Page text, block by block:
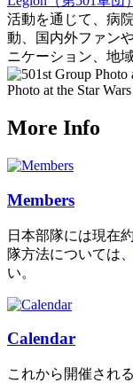
活動を通じて、病
動、国内外ファン
ニケーション、地
Photo at the Star
More Info
Members
日本部隊には現在
隊方法については、
い。
Calendar
これから開催され